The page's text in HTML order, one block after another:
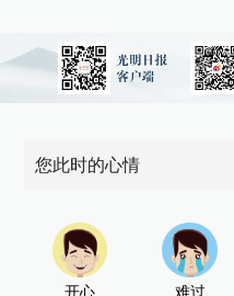
您此时的心情
开心 难过